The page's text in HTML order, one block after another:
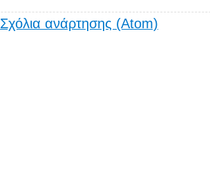
Σχόλια ανάρτησης (Atom)